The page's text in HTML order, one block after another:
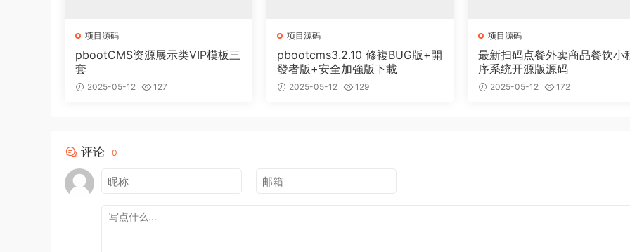
项目源码
pbootCMS资源展示类VIP模板三
套
2025-05-12 127
项目源码
pbootcms3.2.10 修複BUG版+開
發者版+安全加強版下載
2025-05-12 129
项目源码
最新扫码点餐外卖商品餐饮小
序系统开源版源码
2025-05-12 172
评论 0